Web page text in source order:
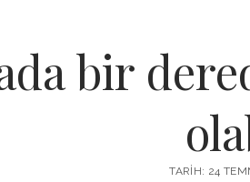
bir
TARIH: 24